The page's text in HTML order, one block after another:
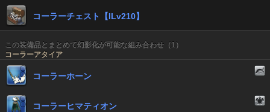
コーラーチェスト【ILv210】
この装備品とまとめて幻影化が可能な組み合わせ（1）
コーラーアタイア
コーラーホーン
コーラーヒマティオン